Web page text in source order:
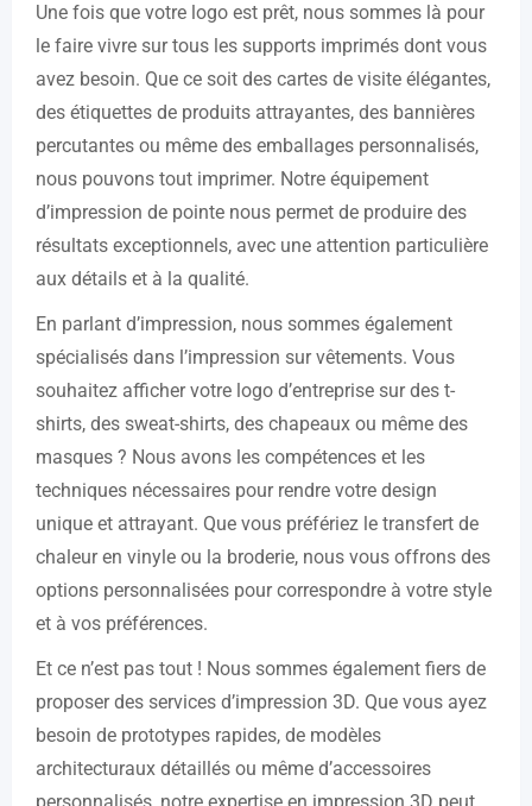
Une fois que votre logo est prêt, nous sommes là pour
le faire vivre sur tous les supports imprimés dont vous
avez besoin. Que ce soit des cartes de visite élégantes,
des étiquettes de produits attrayantes, des bannières
percutantes ou même des emballages personnalisés,
nous pouvons tout imprimer. Notre équipement
d’impression de pointe nous permet de produire des
résultats exceptionnels, avec une attention particulière
aux détails et à la qualité.
En parlant d’impression, nous sommes également
spécialisés dans l’impression sur vêtements. Vous
souhaitez afficher votre logo d’entreprise sur des t-
shirts, des sweat-shirts, des chapeaux ou même des
masques ? Nous avons les compétences et les
techniques nécessaires pour rendre votre design
unique et attrayant. Que vous préfériez le transfert de
chaleur en vinyle ou la broderie, nous vous offrons des
options personnalisées pour correspondre à votre style
et à vos préférences.
Et ce n’est pas tout ! Nous sommes également fiers de
proposer des services d’impression 3D. Que vous ayez
besoin de prototypes rapides, de modèles
architecturaux détaillés ou même d’accessoires